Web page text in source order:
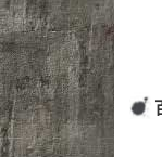
以